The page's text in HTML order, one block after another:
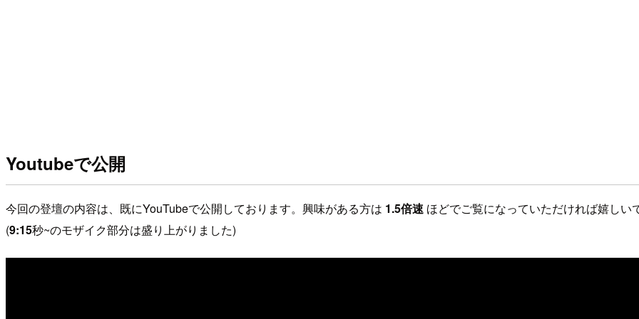
Youtubeで公開
今回の登壇の内容は、既にYouTubeで公開しております。興味がある方は 1.5倍速 ほどでご覧になっていただければ嬉しい
(9:15秒~のモザイク部分は盛り上がりました)